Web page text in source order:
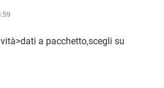
a pacchetto,scegli su